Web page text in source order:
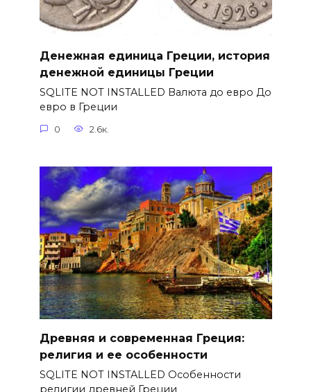
Денежная единица Греции, история
денежной единицы Греции
SQLITE NOT INSTALLED Валюта до евро До
евро в Греции
0 2.6к.
Древняя и современная Греция:
религия и ее особенности
SQLITE NOT INSTALLED Особенности
религии древней Греции